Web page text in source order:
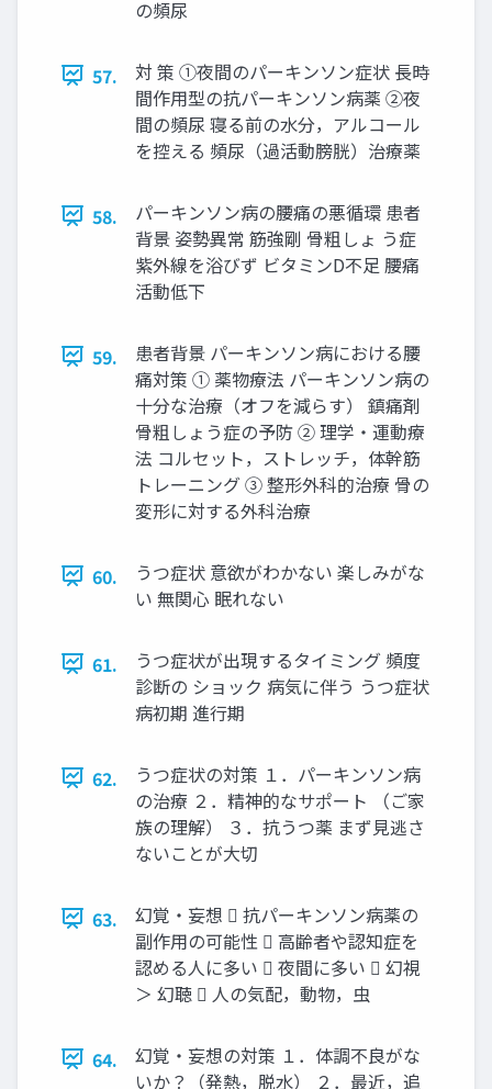
の頻尿
57.
対 策 ①夜間のパーキンソン症状 長時
間作用型の抗パーキンソン病薬 ②夜
間の頻尿 寝る前の水分，アルコール
を控える 頻尿（過活動膀胱）治療薬
58.
パーキンソン病の腰痛の悪循環 患者
背景 姿勢異常 筋強剛 骨粗しょ う症
紫外線を浴びず ビタミンD不足 腰痛
活動低下
59.
患者背景 パーキンソン病における腰
痛対策 ① 薬物療法 パーキンソン病の
十分な治療（オフを減らす） 鎮痛剤
骨粗しょう症の予防 ② 理学・運動療
法 コルセット，ストレッチ，体幹筋
トレーニング ③ 整形外科的治療 骨の
変形に対する外科治療
60.
うつ症状 意欲がわかない 楽しみがな
い 無関心 眠れない
61.
うつ症状が出現するタイミング 頻度
診断の ショック 病気に伴う うつ症状
病初期 進行期
62.
うつ症状の対策 １．パーキンソン病
の治療 ２．精神的なサポート （ご家
族の理解） ３．抗うつ薬 まず見逃さ
ないことが大切
63.
幻覚・妄想  抗パーキンソン病薬の
副作用の可能性  高齢者や認知症を
認める人に多い  夜間に多い  幻視
＞ 幻聴  人の気配，動物，虫
64.
幻覚・妄想の対策 １．体調不良がな
いか？（発熱，脱水） ２．最近，追